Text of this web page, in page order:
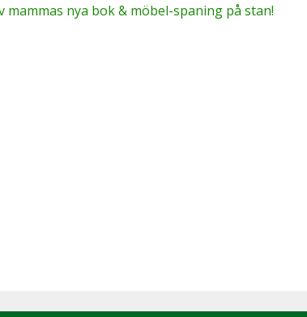
mammas nya bok & möbel-spaning på stan!